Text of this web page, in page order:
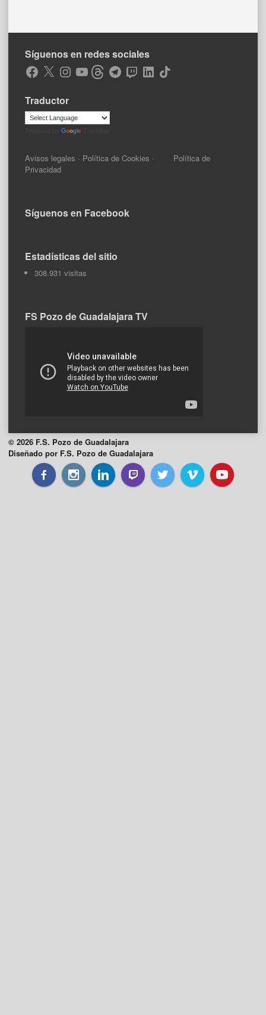
Síguenos en redes sociales
Facebook
X Instagram
YouTubeThreadsTelegramTwitchLinkedIn
TikTok
Traductor
Avisos legales · Política de Cookies · Política de
Privacidad
Síguenos en Facebook
Estadísticas del sitio
308.931 visitas
FS Pozo de Guadalajara TV
© 2026 F.S. Pozo de Guadalajara
Diseñado por F.S. Pozo de Guadalajara